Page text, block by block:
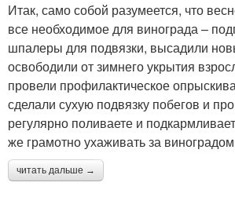
Итак, само собой разумеется, что
все необходимое для винограда –
шпалеры для подвязки, высадили
освободили от зимнего укрытия
провели профилактическое
сделали сухую подвязку побегов и
регулярно поливаете и
же грамотно ухаживать за
читать дальше →